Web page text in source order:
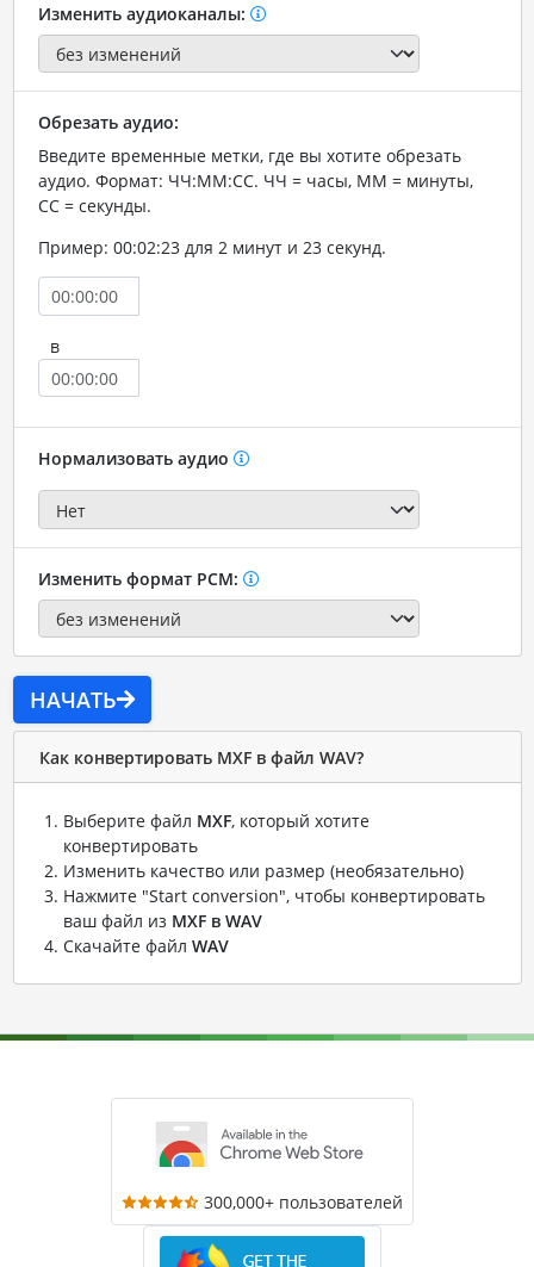
Изменить аудиоканалы:
Обрезать аудио:
Введите временные метки, где вы хотите обрезать
аудио. Формат: ЧЧ:ММ:СС. ЧЧ = часы, ММ = минуты,
СС = секунды.
Пример: 00:02:23 для 2 минут и 23 секунд.
в
Нормализовать аудио
Изменить формат PCM:
НАЧАТЬ
Как конвертировать MXF в файл WAV?
Выберите файл MXF, который хотите
конвертировать
Изменить качество или размер (необязательно)
Нажмите "Start conversion", чтобы конвертировать
ваш файл из MXF в WAV
Скачайте файл WAV
300,000+ пользователей